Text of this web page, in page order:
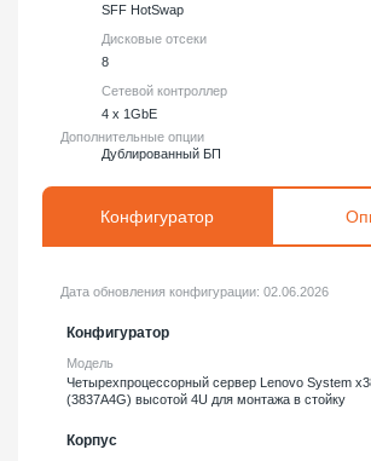
Конфигуратор
Дата обновления конфигурации: 02.06.2026
Конфигуратор
Модель
Четырехпроцессорный сервер Lenovo System
(3837A4G) высотой 4U для монтажа в стойку
Корпус
SFF HotSwap
Дисковые отсеки
8
Сетевой контроллер
4 x 1GbE
Дополнительные опции
Дублированный БП